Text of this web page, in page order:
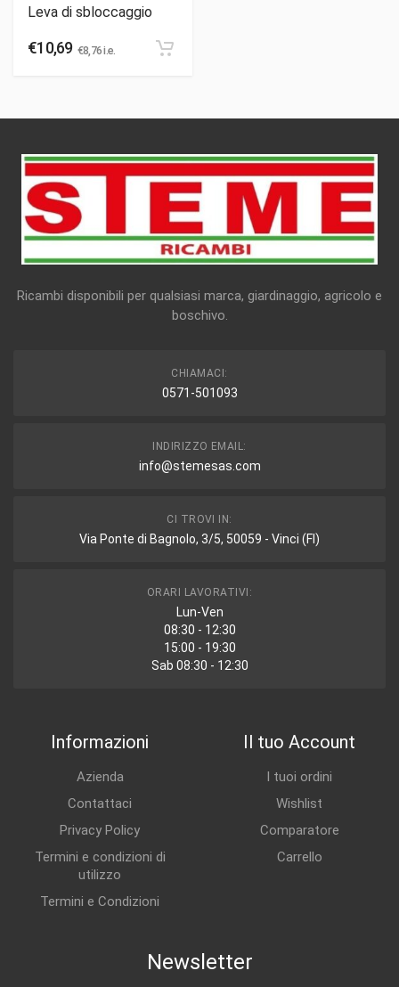
Leva di sbloccaggio
€10,69 €8,76i.e.
Ricambi disponibili per qualsiasi marca, giardinaggio, agricolo e
boschivo.
CHIAMACI:
0571-501093
INDIRIZZO EMAIL:
info@stemesas.com
CI TROVI IN:
Via Ponte di Bagnolo, 3/5, 50059 - Vinci (FI)
ORARI LAVORATIVI:
Lun-Ven
08:30 - 12:30
15:00 - 19:30
Sab 08:30 - 12:30
Informazioni
Azienda
Contattaci
Privacy Policy
Termini e condizioni di
utilizzo
Termini e Condizioni
Il tuo Account
I tuoi ordini
Wishlist
Comparatore
Carrello
Newsletter